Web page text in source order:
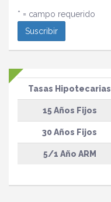
* = campo requerido
Tasas Hipotecarias
15 Años Fijos
30 Años Fijos
5/1 Año ARM